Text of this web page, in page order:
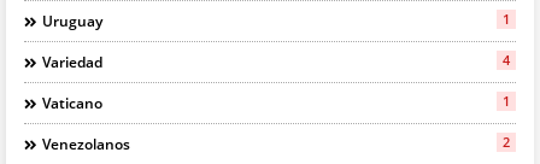
Uruguay 1
Variedad 4
Vaticano 1
Venezolanos 2